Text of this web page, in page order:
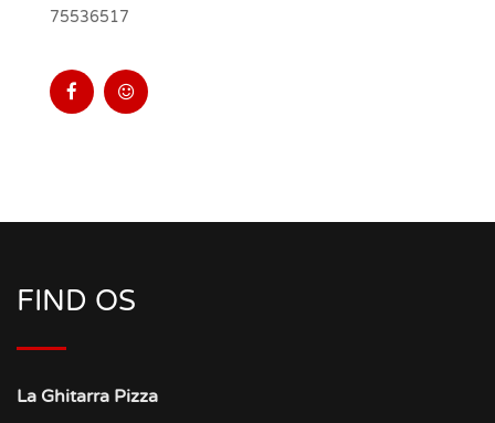
75536517
FIND OS
La Ghitarra Pizza